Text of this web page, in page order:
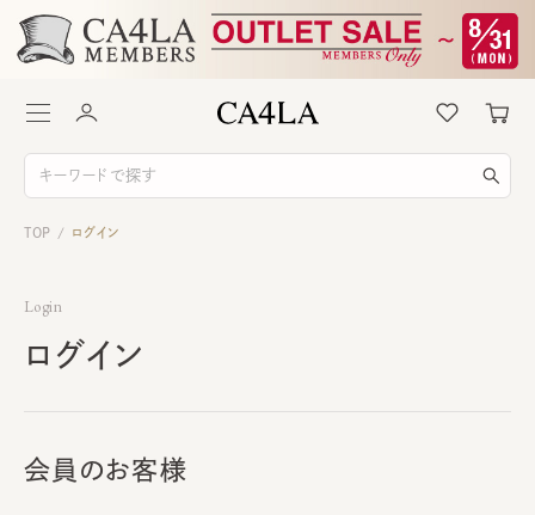
TOP / ログイン
Login
ログイン
会員のお客様